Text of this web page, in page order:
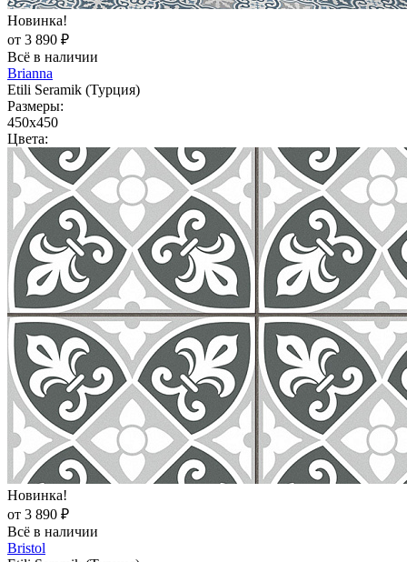
Новинка!
от 3 890 ₽
Всё в наличии
Brianna
Etili Seramik (Турция)
Размеры:
450x450
Цвета:
Новинка!
от 3 890 ₽
Всё в наличии
Bristol